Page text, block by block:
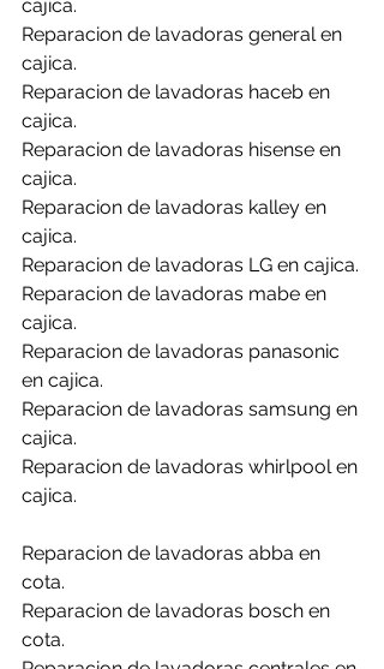
cajica.
Reparacion de lavadoras general en
cajica.
Reparacion de lavadoras haceb en
cajica.
Reparacion de lavadoras hisense en
cajica.
Reparacion de lavadoras kalley en
cajica.
Reparacion de lavadoras LG en cajica.
Reparacion de lavadoras mabe en
cajica.
Reparacion de lavadoras panasonic
en cajica.
Reparacion de lavadoras samsung en
cajica.
Reparacion de lavadoras whirlpool en
cajica.
Reparacion de lavadoras abba en
cota.
Reparacion de lavadoras bosch en
cota.